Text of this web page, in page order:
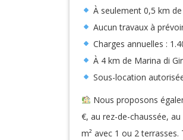
À seulement 0,5 km
Aucun travaux à
Charges annuelles :
À 4 km de Marina di
Sous-location
Nous proposons
€, au rez-de-chaussée,
m² avec 1 ou 2